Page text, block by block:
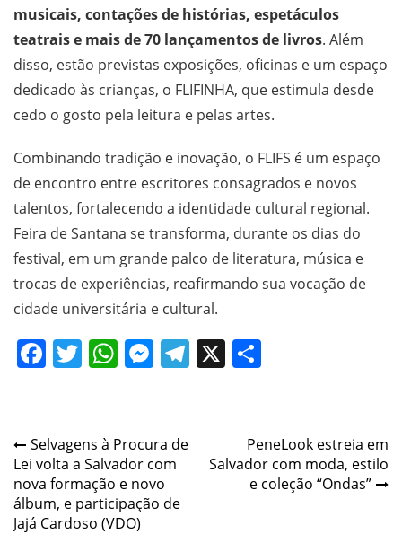
musicais, contações de histórias, espetáculos
teatrais e mais de 70 lançamentos de livros. Além
disso, estão previstas exposições, oficinas e um espaço
dedicado às crianças, o FLIFINHA, que estimula desde
cedo o gosto pela leitura e pelas artes.
Combinando tradição e inovação, o FLIFS é um espaço
de encontro entre escritores consagrados e novos
talentos, fortalecendo a identidade cultural regional.
Feira de Santana se transforma, durante os dias do
festival, em um grande palco de literatura, música e
trocas de experiências, reafirmando sua vocação de
cidade universitária e cultural.
Facebook
Twitter
WhatsApp
Messenger
Telegram
X
Post
navigation
Selvagens à Procura de
Lei volta a Salvador com
nova formação e novo
álbum, e participação de
Jajá Cardoso (VDO)
PeneLook estreia em
Salvador com moda, estilo
e coleção “Ondas”